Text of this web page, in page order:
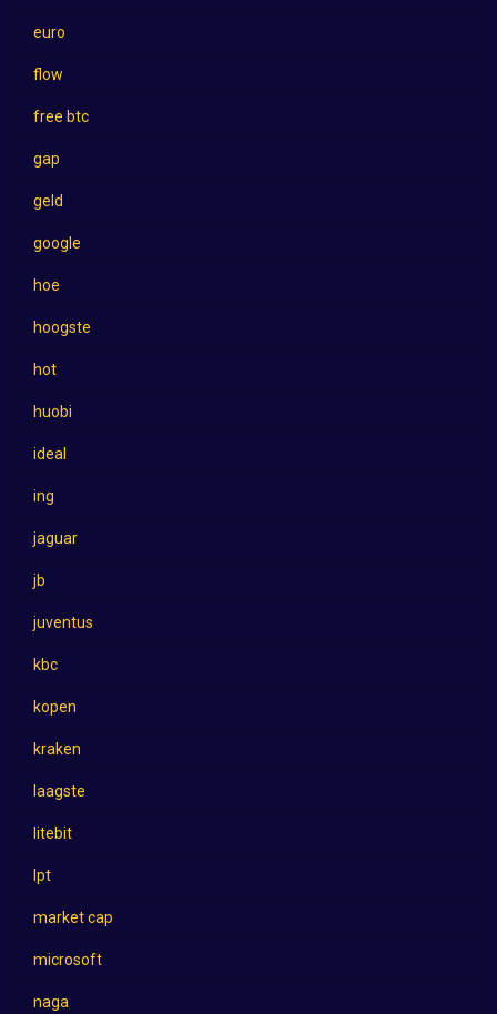
euro
flow
free btc
gap
geld
google
hoe
hoogste
hot
huobi
ideal
ing
jaguar
jb
juventus
kbc
kopen
kraken
laagste
litebit
lpt
market cap
microsoft
naga